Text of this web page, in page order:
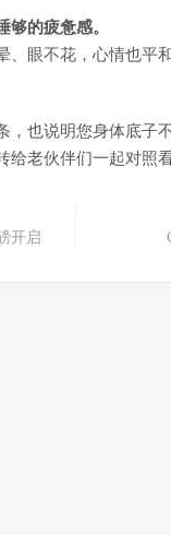
的疲惫感。
眼不花，心情也平
也说明您身体底子不
给老伙伴们一起对照
开启